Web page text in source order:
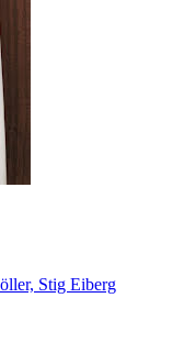
Stig Eiberg